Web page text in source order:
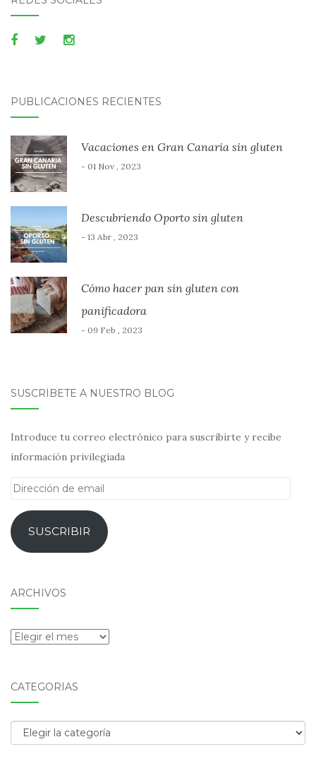
PUBLICACIONES RECIENTES
Vacaciones en Gran Canaria sin gluten
- 01 Nov , 2023
Descubriendo Oporto sin gluten
- 13 Abr , 2023
Cómo hacer pan sin gluten con
panificadora
- 09 Feb , 2023
SUSCRÍBETE A NUESTRO BLOG
Introduce tu correo electrónico para suscribirte y recibe
información privilegiada
Dirección
emailSUSCRIBIR
ARCHIVOS
Archivos
CATEGORÍAS
Categorías